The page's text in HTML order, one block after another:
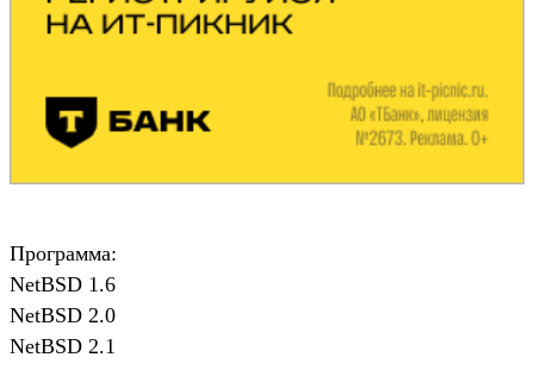
Программа:
NetBSD 1.6
NetBSD 2.0
NetBSD 2.1